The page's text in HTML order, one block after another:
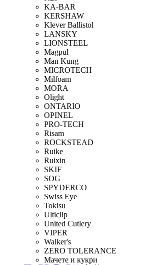
KA-BAR
KERSHAW
Klever Ballistol
LANSKY
LIONSTEEL
Magpul
Man Kung
MICROTECH
Milfoam
MORA
Olight
ONTARIO
OPINEL
PRO-TECH
Risam
ROCKSTEAD
Ruike
Ruixin
SKIF
SOG
SPYDERCO
Swiss Eye
Tokisu
Ulticlip
United Cutlery
VIPER
Walker's
ZERO TOLERANCE
Мачете и кукри